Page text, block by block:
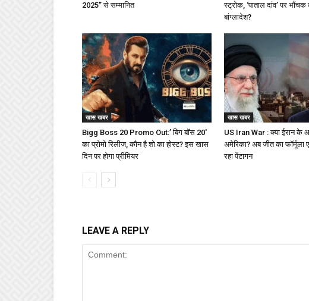
2025” से सम्मानित
स्ट्रोक, ‘पाताल दांव’ पर
बांग्लादेश?
खास खबर
Bigg Boss 20 Promo Out:’ बिग बॉस 20′
का प्रोमो रिलीज, कौन है शो का होस्ट? इस खास
दिन पर होगा प्रीमियर
खास खबर
US Iran War : क्या ईरान के
अमेरिका? अब जीत का फॉर्मूला
रहा पेंटागन
LEAVE A REPLY